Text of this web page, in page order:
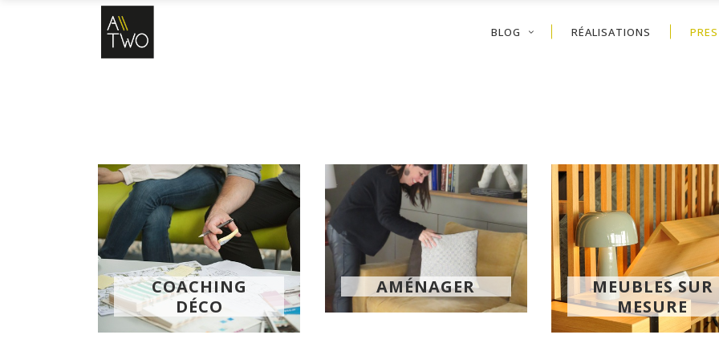
BLOG RÉALISATIONS
COACHING
DÉCO
AMÉNAGER
MEUBLES SUR
MESURE